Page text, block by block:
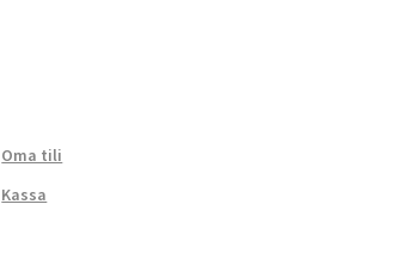
Oma tili
Kassa